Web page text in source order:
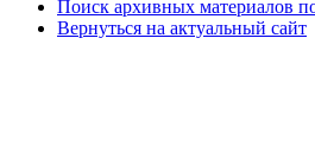
Поиск архивных материалов
Вернуться на актуальный сайт